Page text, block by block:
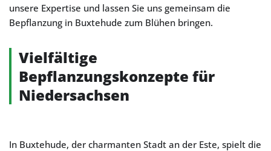
unsere Expertise und lassen Sie uns gemeinsam die
Bepflanzung in Buxtehude zum Blühen bringen.
Vielfältige
Bepflanzungskonzepte für
Niedersachsen
In Buxtehude, der charmanten Stadt an der Este, spielt die